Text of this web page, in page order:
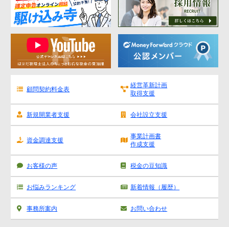
採用情報
税金の豆知識
所得税
法人税
消費税
源泉所得税
その他
顧問契約料金表
経営革新計画
取得支援
新規開業者支援 会社設立支援
資金調達支援
事業計画書
作成支援
お客様の声 税金の豆知識
お悩みランキング 新着情報（履歴）
事務所案内 お問い合わせ